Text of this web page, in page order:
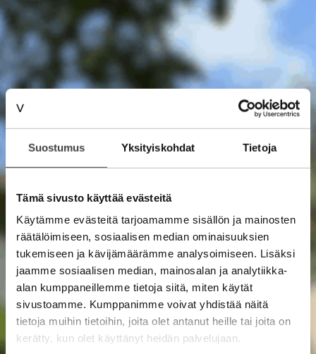
Suostumus Yksityiskohdat Tietoja
Tämä sivusto käyttää evästeitä
Käytämme evästeitä tarjoamamme sisällön ja mainosten
räätälöimiseen, sosiaalisen median ominaisuuksien
tukemiseen ja kävijämäärämme analysoimiseen. Lisäksi
jaamme sosiaalisen median, mainosalan ja analytiikka-
alan kumppaneillemme tietoja siitä, miten käytät
sivustoamme. Kumppanimme voivat yhdistää näitä
tietoja muihin tietoihin, joita olet antanut heille tai joita on
kerätty, kun olet käyttänyt heidän palvelujaan.